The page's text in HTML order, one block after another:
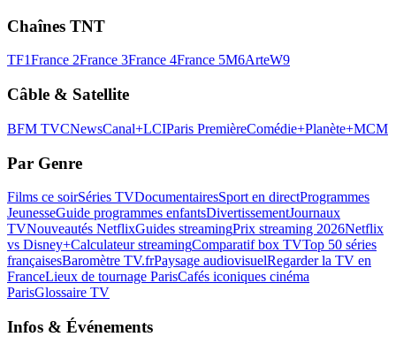
Chaînes TNT
TF1France 2France 3France 4France 5M6ArteW9
Câble & Satellite
BFM TVCNewsCanal+LCIParis PremièreComédie+Planète+MCM
Par Genre
Films ce soirSéries TVDocumentairesSport en directProgrammes
JeunesseGuide programmes enfantsDivertissementJournaux
TVNouveautés NetflixGuides streamingPrix streaming 2026Netflix
vs Disney+Calculateur streamingComparatif box TVTop 50 séries
françaisesBaromètre TV.frPaysage audiovisuelRegarder la TV en
FranceLieux de tournage ParisCafés iconiques cinéma
ParisGlossaire TV
Infos & Événements